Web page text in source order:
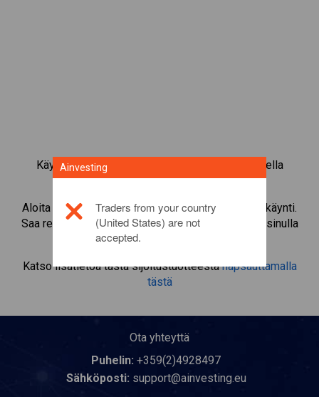
Käy kauppaa yli 1 000 kansainvälisellä osakkeella
Ainvestingin CFD-kaupankäyntialustalla.
Aloita instrumentinSimon PropertyCFD-kaupankäynti.
Saa reaaliaikaisia tarjouksia ja nosta osinkoja, jos sinulla
on itse osake.
Katso lisätietoa tästä sijoitustuotteestanapsauttamalla
tästä
Ota yhteyttä
Puhelin: +359(2)4928497
Sähköposti: support@ainvesting.eu
Ainvesting
Traders from your country
(United States) are not
accepted.